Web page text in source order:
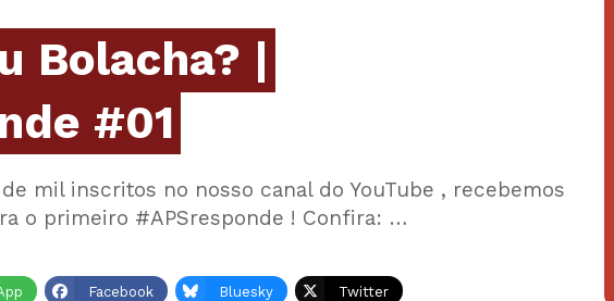
Bolacha? |
#01
mil inscritos no nosso canal do YouTube , recebemos
o primeiro #APSresponde ! Confira: …
Facebook Bluesky Twitter